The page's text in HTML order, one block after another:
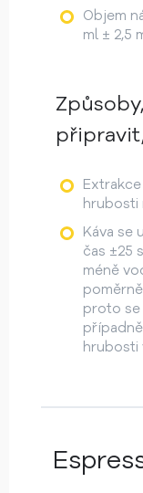
Objem
ml ± 2,5
hrubosti
Káva se
čas ±25
méně
proto se
hrubosti